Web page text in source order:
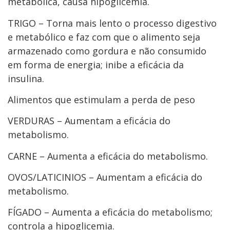
TRIGO – Torna mais lento o processo digestivo
e metabólico e faz com que o alimento seja
armazenado como gordura e não consumido
em forma de energia; inibe a eficácia da
insulina.
Alimentos que estimulam a perda de peso
VERDURAS – Aumentam a eficácia do
metabolismo.
CARNE – Aumenta a eficácia do metabolismo.
OVOS/LATICINIOS – Aumentam a eficácia do
metabolismo.
FÍGADO – Aumenta a eficácia do metabolismo;
controla a hipoglicemia.